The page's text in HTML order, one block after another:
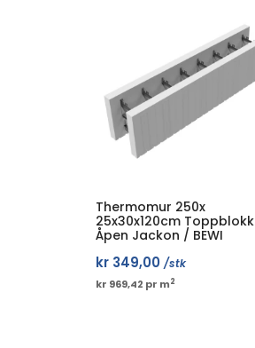
Thermomur 250x
25x30x120cm Toppblokk
Åpen Jackon / BEWI
kr349,00 /stk
kr 969,42 pr m2